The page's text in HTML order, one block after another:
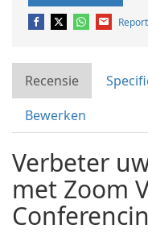
Recensie
Bewerken
Verbeter
met Zoom